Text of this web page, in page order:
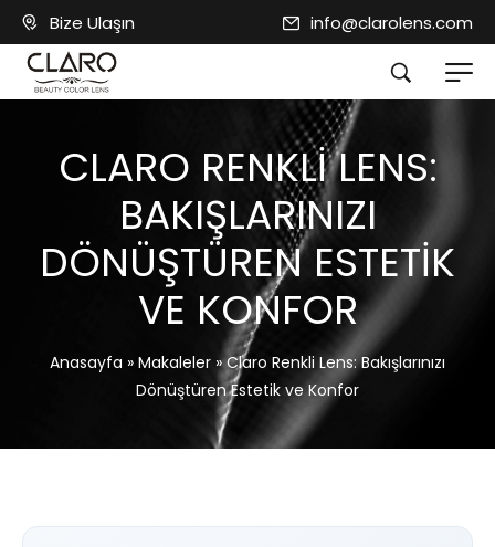
Bize Ulaşın info@clarolens.com
CLARO RENKLI LENS:
BAKIŞLARINIZI
DÖNÜŞTÜREN ESTETIK
VE KONFOR
Anasayfa » Makaleler »Claro Renkli Lens: Bakışlarınızı
Dönüştüren Estetik ve Konfor